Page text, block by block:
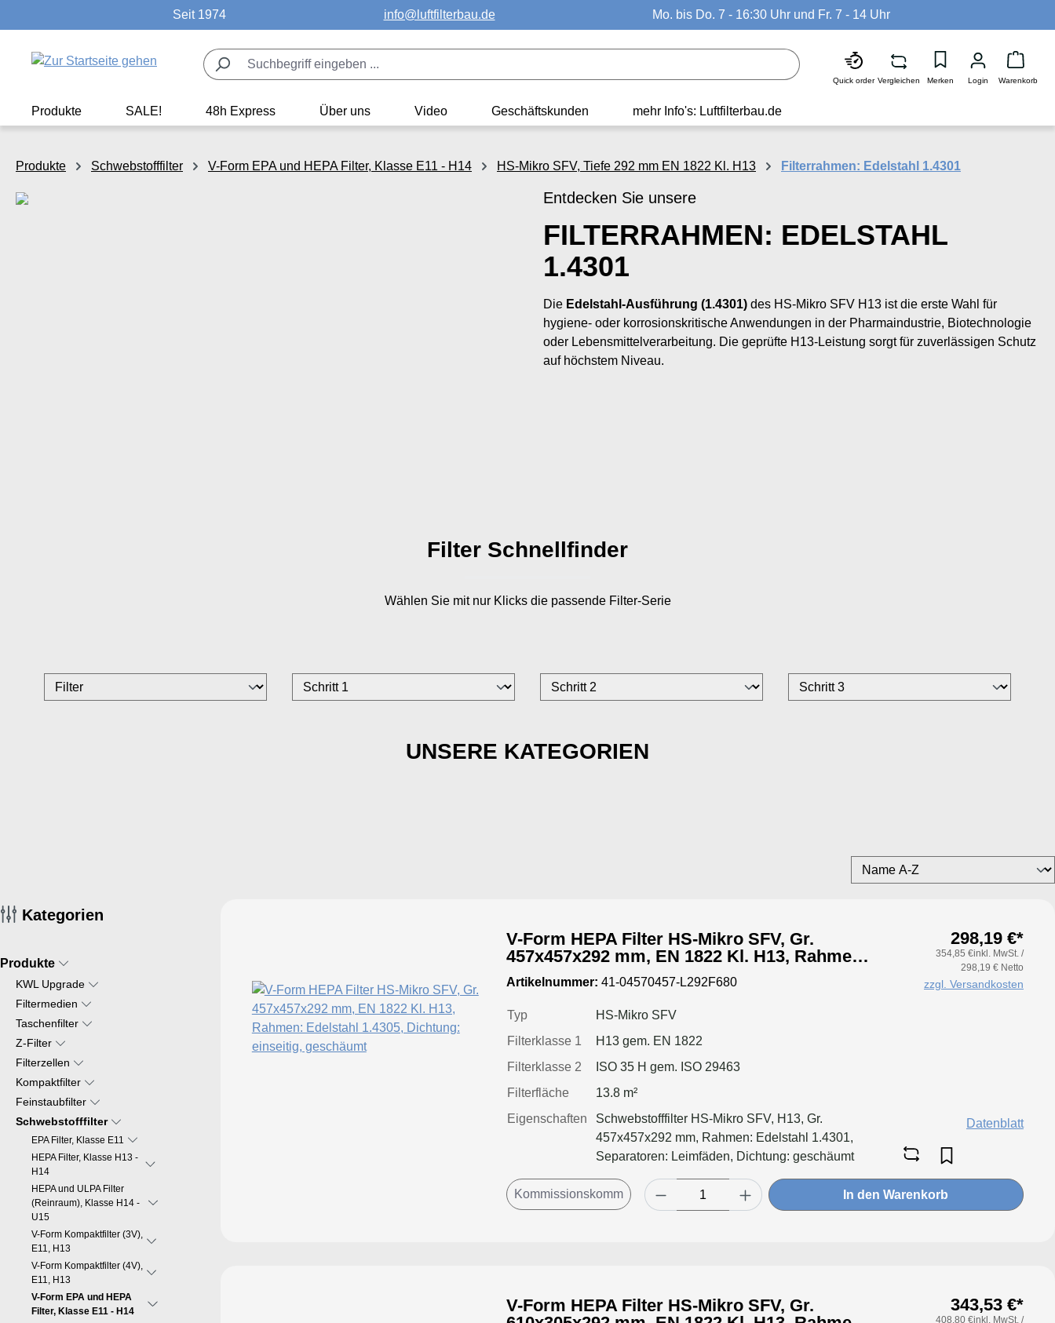
Zur Hauptnavigation springenSeit 1974 info@luftfilterbau.de Mo. bis Do. 7 - 16:30 Uhr und Fr. 7 - 14 Uhr
Quick order Vergleichen Merken Login Warenkorb
Produkte SALE! 48h Express Über uns Video Geschäftskunden mehr Info's: Luftfilterbau.de
Produkte Schwebstofffilter V-Form EPA und HEPA Filter, Klasse E11 - H14 HS-Mikro SFV, Tiefe 292 mm EN 1822 Kl. H13 Filterrahmen: Edelstahl 1.4301
Entdecken Sie unsere
FILTERRAHMEN: EDELSTAHL
1.4301
Die Edelstahl-Ausführung (1.4301) des HS-Mikro SFV H13 ist die erste Wahl für
hygiene- oder korrosionskritische Anwendungen in der Pharmaindustrie, Biotechnologie
oder Lebensmittelverarbeitung. Die geprüfte H13-Leistung sorgt für zuverlässigen Schutz
auf höchstem Niveau.
Filter Schnellfinder
Wählen Sie mit nur Klicks die passende Filter-Serie
UNSERE KATEGORIEN
Kategorien
Produkte
KWL Upgrade
Filtermedien
Taschenfilter
Z-Filter
Filterzellen
Kompaktfilter
Feinstaubfilter
Schwebstofffilter
EPA Filter, Klasse E11
HEPA Filter, Klasse H13 -
H14
HEPA und ULPA Filter
(Reinraum), Klasse H14 -
U15
V-Form Kompaktfilter (3V),
E11, H13
V-Form Kompaktfilter (4V),
E11, H13
V-Form EPA und HEPA
Filter, Klasse E11 - H14
V-Form HEPA Filter HS-Mikro SFV, Gr.
457x457x292 mm, EN 1822 Kl. H13, Rahmen:
Edelstahl 1.4305, Dichtung: einseitig,
geschäumt
Artikelnummer: 41-04570457-L292F680
Typ
HS-Mikro SFV
Filterklasse 1
H13 gem. EN 1822
Filterklasse 2
ISO 35 H gem. ISO 29463
Filterfläche
13.8 m²
Eigenschaften
Schwebstofffilter HS-Mikro SFV, H13, Gr.
457x457x292 mm, Rahmen: Edelstahl 1.4301,
Separatoren: Leimfäden, Dichtung: geschäumt
298,19 €*
354,85 €inkl. MwSt. /
298,19 € Netto
zzgl. Versandkosten
Datenblatt
In den Warenkorb
V-Form HEPA Filter HS-Mikro SFV, Gr.
343,53 €*
408,80 €inkl. MwSt. /